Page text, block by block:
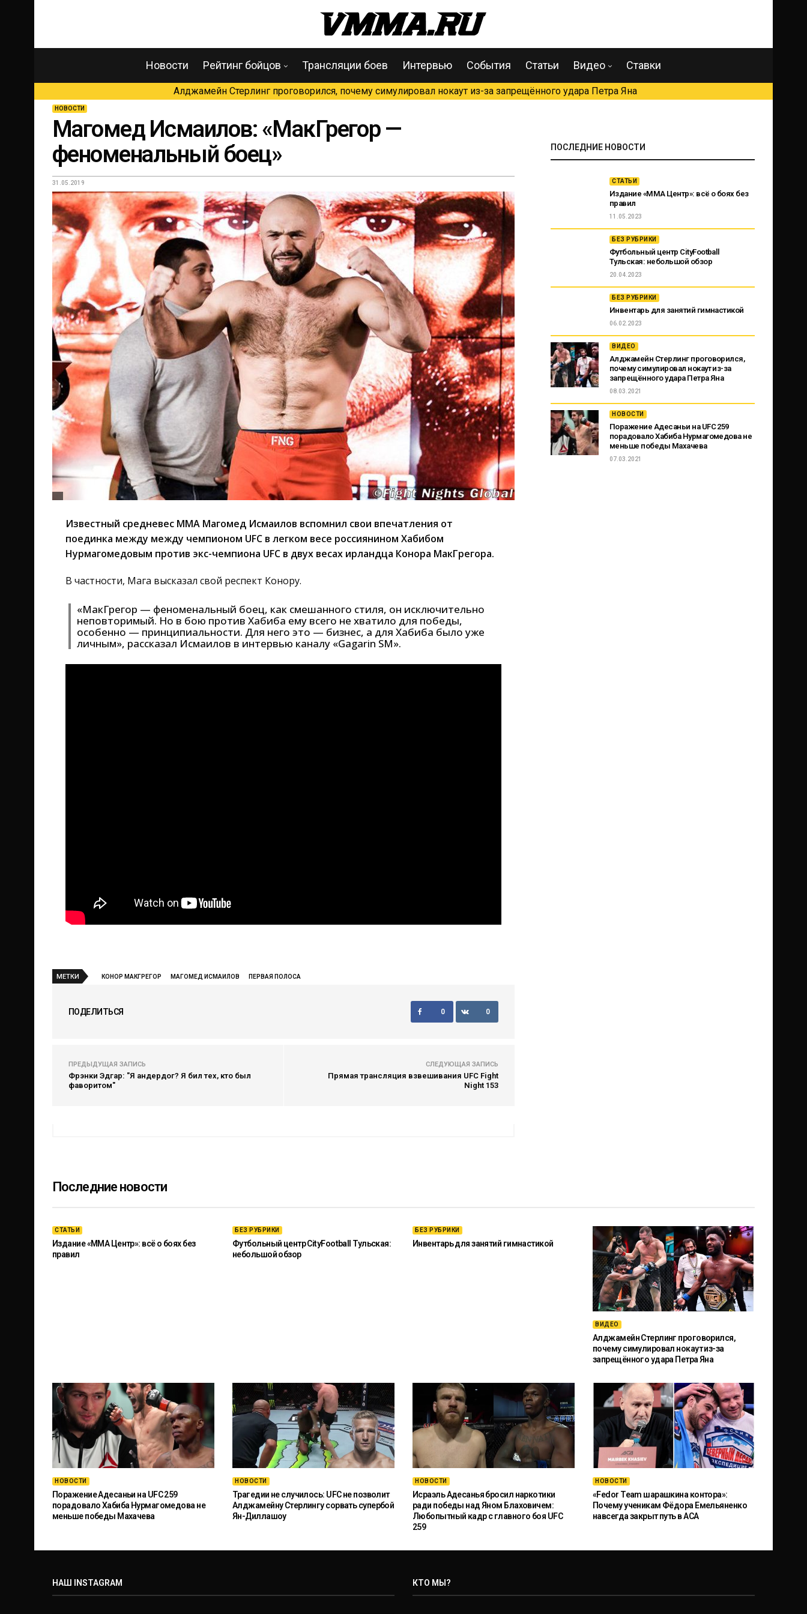
Новости Рейтинг бойцов Трансляции боев Интервью События Статьи Видео Ставки
Алджамейн Стерлинг проговорился, почему симулировал нокаут из-за запрещённого удара Петра Яна
НОВОСТИ
Магомед Исмаилов: «МакГрегор —
феноменальный боец»
31.05.2019
Известный средневес ММА Магомед Исмаилов вспомнил свои впечатления от
поединка между между чемпионом UFC в легком весе россиянином Хабибом
Нурмагомедовым против экс-чемпиона UFC в двух весах ирландца Конора МакГрегора.
В частности, Мага высказал свой респект Конору.
«МакГрегор — феноменальный боец, как смешанного стиля, он исключительно
неповторимый. Но в бою против Хабиба ему всего не хватило для победы,
особенно — принципиальности. Для него это — бизнес, а для Хабиба было уже
личным», рассказал Исмаилов в интервью каналу «Gagarin SM».
МЕТКИ КОНОР МАКГРЕГОР МАГОМЕД ИСМАИЛОВ ПЕРВАЯ ПОЛОСА
ПОДЕЛИТЬСЯ 0 0
ПРЕДЫДУЩАЯ ЗАПИСЬ
Фрэнки Эдгар: "Я андердог? Я бил тех, кто был
фаворитом"
СЛЕДУЮЩАЯ ЗАПИСЬ
Прямая трансляция взвешивания UFC Fight
Night 153
ПОСЛЕДНИЕ НОВОСТИ
СТАТЬИ
Издание «ММА Центр»: всё о боях без
правил
11.05.2023
БЕЗ РУБРИКИ
Футбольный центр CityFootball
Тульская: небольшой обзор
20.04.2023
БЕЗ РУБРИКИ
Инвентарь для занятий гимнастикой
06.02.2023
ВИДЕО
Алджамейн Стерлинг проговорился,
почему симулировал нокаут из-за
запрещённого удара Петра Яна
08.03.2021
НОВОСТИ
Поражение Адесаньи на UFC 259
порадовало Хабиба Нурмагомедова не
меньше победы Махачева
07.03.2021
Последние новости
СТАТЬИ
Издание «ММА Центр»: всё о боях без
правил
БЕЗ РУБРИКИ
Футбольный центр CityFootball Тульская:
небольшой обзор
БЕЗ РУБРИКИ
Инвентарь для занятий гимнастикой
ВИДЕО
Алджамейн Стерлинг проговорился,
почему симулировал нокаут из-за
запрещённого удара Петра Яна
НОВОСТИ
Поражение Адесаньи на UFC 259
порадовало Хабиба Нурмагомедова не
меньше победы Махачева
НОВОСТИ
Трагедии не случилось: UFC не позволит
Алджамейну Стерлингу сорвать супербой
Ян-Диллашоу
НОВОСТИ
Исраэль Адесанья бросил наркотики
ради победы над Яном Блаховичем:
Любопытный кадр с главного боя UFC
259
НОВОСТИ
«Fedor Team шарашкина контора»:
Почему ученикам Фёдора Емельяненко
навсегда закрыт путь в ACA
НАШ INSTAGRAM КТО МЫ?